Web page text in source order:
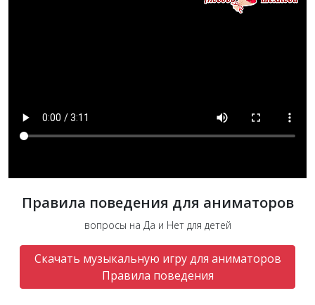
Правила поведения для аниматоров
вопросы на Да и Нет для детей
Скачать музыкальную игру для аниматоров
Правила поведения